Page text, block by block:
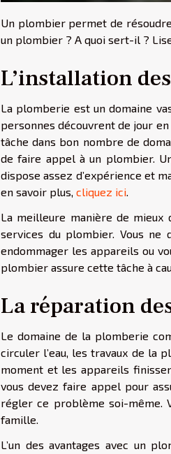
Un plombier permet de
un plombier ? A quoi sert-il ?
L’installation
La plomberie est un domaine
personnes découvrent de jour
tâche dans bon nombre de
de faire appel à un plombier.
dispose assez d’expérience et
en savoir plus, cliquez ici.
La meilleure manière de
services du plombier. Vous
endommager les appareils ou
plombier assure cette tâche à
La réparation
Le domaine de la plomberie
circuler l’eau, les travaux de la
moment et les appareils
vous devez faire appel pour
régler ce problème soi-même.
famille.
L’un des avantages avec un